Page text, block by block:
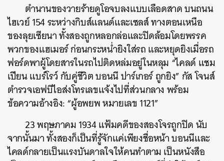
ตำนานของวายร้ายดูโอจบลงแบบเลือดสาด บนถนน
ไฮเวย์ 154 ระหว่างกิบส์แลนด์และเซลส์ ทางตอนเหนือ
ของลุยเซียนา ทั้งสองถูกหลอกล่อและปิดล้อมโดยพรรค
พวกของแฮเมอร์ ก่อนกระหน่ำยิงใส่รถ และหยุดยิงเมื่อรถ
ฟอร์ดพาผู้โดยสารในรถไปติดหล่มอยู่ในหลุม “ไคลด์ แชม
เปียน แบร์โรว์ กับคู่ชีวิต บอนนี ปาร์เกอร์ ถูกยิง” กัส โจนส์
ตำรวจเอฟบีไอส่งโทรเลขแจ้งไปที่ส่วนกลาง พร้อม
ข้อความอ้างอิง: “ผู้อพยพ หมายเลข 1121”
​23 พฤษภาคม 1934 แฟ้มคดีของสองโจรถูกปิด นับ
จากนั้นมา ทั้งสองก็เป็นที่รู้จักแค่เพียงชื่อหน้า บอนนีและ
ไคลด์กลายเป็นแรงบันดาลใจให้คนทำตาม เป็นหนังสือ